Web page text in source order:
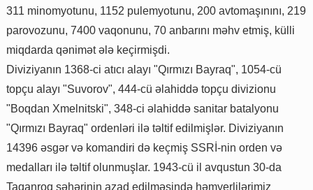
311 minomyotunu, 1152 pulemyotunu, 200 avtomaşınını, 219
parovozunu, 7400 vaqonunu, 70 anbarını məhv etmiş, külli
miqdarda qənimət ələ keçirmişdi.
Diviziyanın 1368-ci atıcı alayı "Qırmızı Bayraq", 1054-cü
topçu alayı "Suvorov", 444-cü əlahiddə topçu divizionu
"Boqdan Xmelnitski", 348-ci əlahiddə sanitar batalyonu
"Qırmızı Bayraq" ordenləri ilə təltif edilmişlər. Diviziyanın
14396 əsgər və komandiri də keçmiş SSRİ-nin orden və
medalları ilə təltif olunmuşlar. 1943-cü il avqustun 30-da
Taqanroq şəhərinin azad edilməsində həmyerlilərimiz